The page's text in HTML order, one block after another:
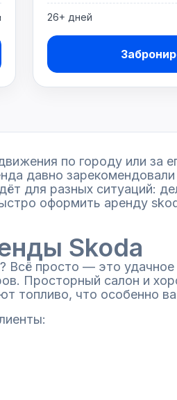
26+ дней
по городу или за
давно
для разных ситуаций:
оформить аренду
Skoda
Всё просто — это
Просторный салон и
топливо, что особенно